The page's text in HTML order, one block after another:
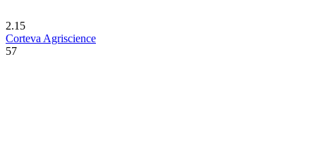
2.15
Corteva Agriscience
57